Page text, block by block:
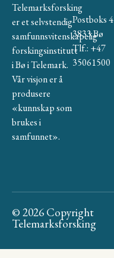
Telemarksforsking
er et selvstendig
samfunnsvitenskapelig
forskingsinstitutt
i Bø i Telemark.
Vår visjon er å
produsere
«kunnskap som
brukes i
samfunnet».
Postboks 4
3833 Bø
Tlf.: +47
35061500
© 2026 Copyright
Telemarksforsking